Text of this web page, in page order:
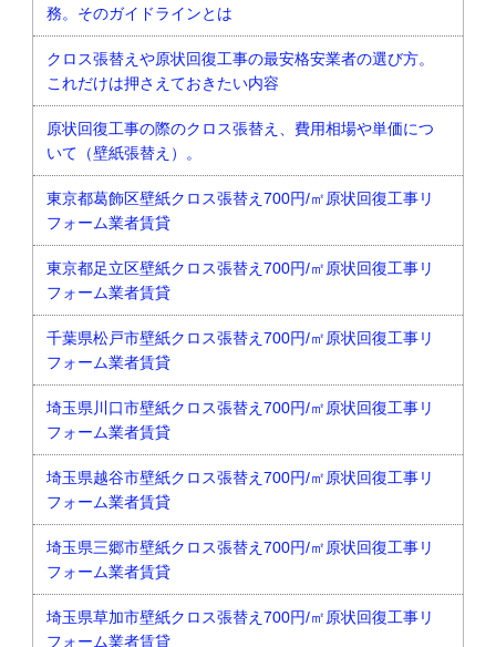
務。そのガイドラインとは
クロス張替えや原状回復工事の最安格安業者の選び方。
これだけは押さえておきたい内容
原状回復工事の際のクロス張替え、費用相場や単価につ
いて（壁紙張替え）。
東京都葛飾区壁紙クロス張替え700円/㎡原状回復工事リ
フォーム業者賃貸
東京都足立区壁紙クロス張替え700円/㎡原状回復工事リ
フォーム業者賃貸
千葉県松戸市壁紙クロス張替え700円/㎡原状回復工事リ
フォーム業者賃貸
埼玉県川口市壁紙クロス張替え700円/㎡原状回復工事リ
フォーム業者賃貸
埼玉県越谷市壁紙クロス張替え700円/㎡原状回復工事リ
フォーム業者賃貸
埼玉県三郷市壁紙クロス張替え700円/㎡原状回復工事リ
フォーム業者賃貸
埼玉県草加市壁紙クロス張替え700円/㎡原状回復工事リ
フォーム業者賃貸